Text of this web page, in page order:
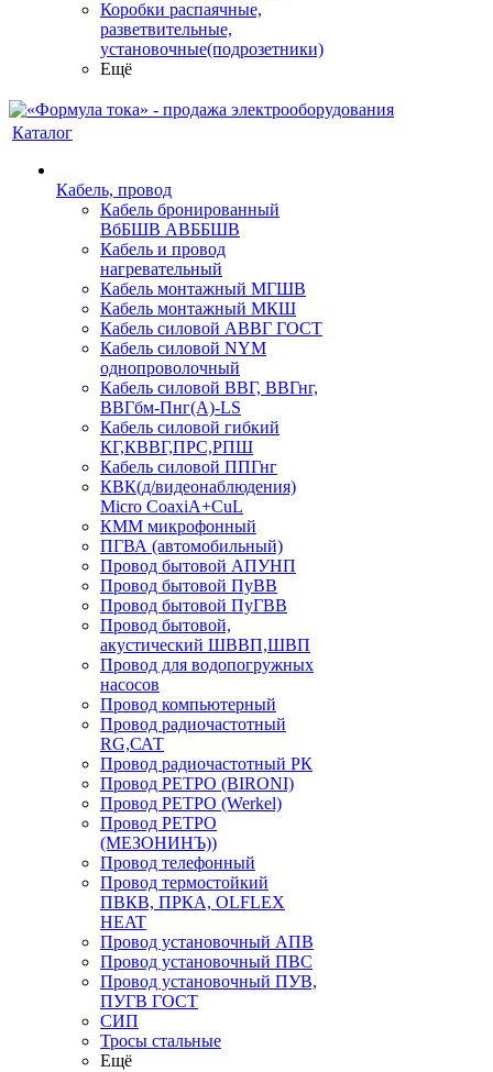
Коробки распаячные,
разветвительные,
установочные(подрозетники)
Ещё
Каталог
Кабель, провод
Кабель бронированный
ВбБШВ АВББШВ
Кабель и провод
нагревательный
Кабель монтажный МГШВ
Кабель монтажный МКШ
Кабель силовой АВВГ ГОСТ
Кабель силовой NYM
однопроволочный
Кабель силовой ВВГ, ВВГнг,
ВВГбм-Пнг(А)-LS
Кабель силовой гибкий
КГ,КВВГ,ПРС,РПШ
Кабель силовой ППГнг
КВК(д/видеонаблюдения)
Micro CoaxiA+CuL
КММ микрофонный
ПГВА (автомобильный)
Провод бытовой АПУНП
Провод бытовой ПуВВ
Провод бытовой ПуГВВ
Провод бытовой,
акустический ШВВП,ШВП
Провод для водопогружных
насосов
Провод компьютерный
Провод радиочастотный
RG,САТ
Провод радиочастотный РК
Провод РЕТРО (BIRONI)
Провод РЕТРО (Werkel)
Провод РЕТРО
(МЕЗОНИНЪ))
Провод телефонный
Провод термостойкий
ПВКВ, ПРКА, OLFLEX
HEAT
Провод установочный АПВ
Провод установочный ПВС
Провод установочный ПУВ,
ПУГВ ГОСТ
СИП
Тросы стальные
Ещё